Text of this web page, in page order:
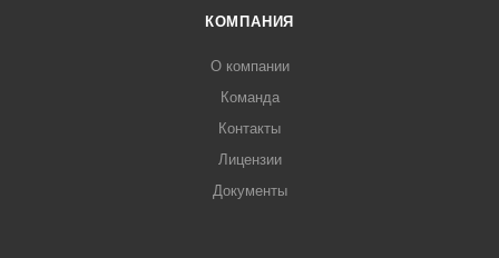
КОМПАНИЯ
О компании
Команда
Контакты
Лицензии
Документы